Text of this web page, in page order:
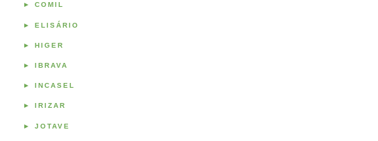
► COMIL
► ELISÁRIO
► HIGER
► IBRAVA
► INCASEL
► IRIZAR
► JOTAVE